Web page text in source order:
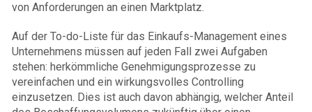
von Anforderungen an einen Marktplatz.
Auf der To-do-Liste für das Einkaufs-Management eines
Unternehmens müssen auf jeden Fall zwei Aufgaben
stehen: herkömmliche Genehmigungsprozesse zu
vereinfachen und ein wirkungsvolles Controlling
einzusetzen. Dies ist auch davon abhängig, welcher Anteil